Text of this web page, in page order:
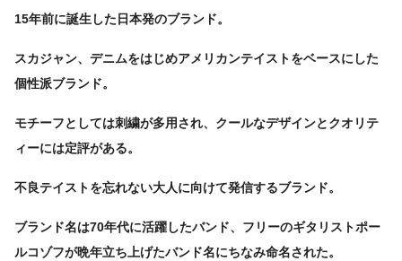
15年前に誕生した日本発のブランド。
スカジャン、デニムをはじめアメリカンテイストをベースにした
個性派ブランド。
モチーフとしては刺繍が多用され、クールなデザインとクオリテ
ィーには定評がある。
不良テイストを忘れない大人に向けて発信するブランド。
ブランド名は70年代に活躍したバンド、フリーのギタリストポー
ルコゾフが晩年立ち上げたバンド名にちなみ命名された。